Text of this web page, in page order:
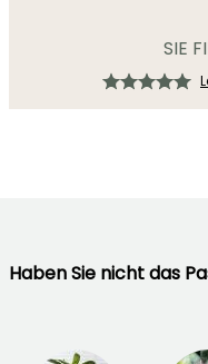
SIE
Haben Sie nicht das